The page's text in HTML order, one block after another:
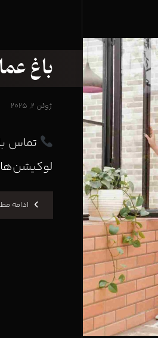
باغ
ژوئن ۲, ۲۰۲۵
تماس
ادامه